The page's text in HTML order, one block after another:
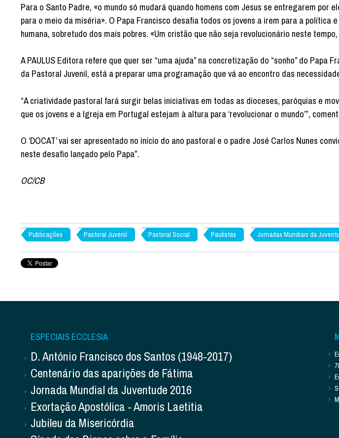
Para o Santo Padre, «o mundo só mudará quando homens com Jesus se entregarem por
para o meio da miséria». O Papa Francisco desafia todos os jovens a irem para a política
humana, sobretudo dos mais pobres. «Um cristão que não seja revolucionário neste
A PAULUS Editora refere que quer ser “uma ajuda” na concretização do “sonho” do Papa
da Pastoral Juvenil, está a preparar uma programação que vá ao encontro das
“A criatividade pastoral fará surgir belas iniciativas em todas as dioceses, paróquias e
que os jovens e a Igreja em Portugal estejam à altura para ‘revolucionar o mundo’”,
O ‘DOCAT’ vai ser apresentado no início do ano pastoral e o padre José Carlos Nunes
neste desafio lançado pelo Papa”.
OC/CB
Publicações Pastoral Juvenil Pastoral Social Paulistas Jornadas Mundiais da
ESPECIAIS ECCLESIA
D. António Francisco dos Santos (1948-2017)
Centenário das aparições de Fátima
Jornada Mundial da Juventude 2016
Exortação Apostólica - Amoris Laetitia
Jubileu da Misericórdia